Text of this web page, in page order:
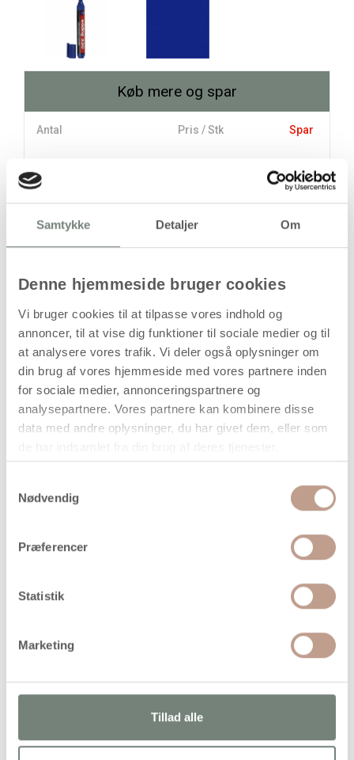
Samtykke Detaljer Om
Denne hjemmeside bruger cookies
Vi bruger cookies til at tilpasse vores indhold og
annoncer, til at vise dig funktioner til sociale medier og til
at analysere vores trafik. Vi deler også oplysninger om
din brug af vores hjemmeside med vores partnere inden
for sociale medier, annonceringspartnere og
analysepartnere. Vores partnere kan kombinere disse
data med andre oplysninger, du har givet dem, eller som
Nødvendig
Præferencer
Statistik
Marketing
Tillad alle
Køb mere og spar
Antal Pris / Stk Spar
20,81 kr.
stk
24,94
Læg i kurven
Din bestilling er først bindende,
når vi har bekræftet din ordre.
Alternativer